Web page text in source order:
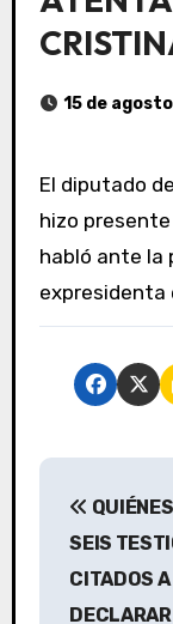
15 de
El diputado de Juntos por el Cambio (JxC) se
hizo
habló ante la
expresidenta
N
SEIS
CITADOS A